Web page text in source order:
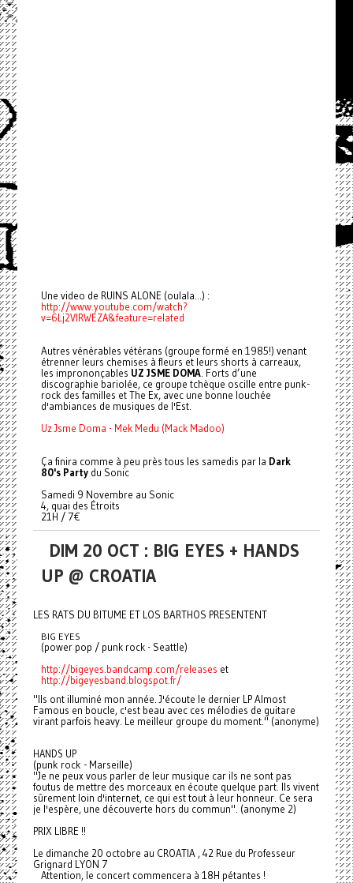
Une video de RUINS ALONE (oulala...) :
http://www.youtube.com/watch?
v=6Lj2VIRWEZA&feature=related
Autres vénérables vétérans (groupe formé en 1985!) venant
étrenner leurs chemises à fleurs et leurs shorts à carreaux,
les imprononçables UZ JSME DOMA. Forts d’une
discographie bariolée, ce groupe tchèque oscille entre punk-
rock des familles et The Ex, avec une bonne louchée
d'ambiances de musiques de l'Est.
Uz Jsme Doma - Mek Medu (Mack Madoo)
Ça finira comme à peu près tous les samedis par la Dark
80's Partydu Sonic
Samedi 9 Novembre au Sonic
4, quai des Étroits
21H / 7€
DIM 20 OCT : BIG EYES + HANDS
UP @ CROATIA
LES RATS DU BITUME ET LOS BARTHOS PRESENTENT
BIG EYES
(power pop / punk rock - Seattle)
http://bigeyes.bandcamp.com/releases et
http://bigeyesband.blogspot.fr/
"Ils ont illuminé mon année. J'écoute le dernier LP Almost
Famous en boucle, c'est beau avec ces mélodies de guitare
virant parfois heavy. Le meilleur groupe du moment." (anonyme)
HANDS UP
(punk rock - Marseille)
"Je ne peux vous parler de leur musique car ils ne sont pas
foutus de mettre des morceaux en écoute quelque part. Ils vivent
sûrement loin d'internet, ce qui est tout à leur honneur. Ce sera
je l'espère, une découverte hors du commun". (anonyme 2)
PRIX LIBRE !!
Le dimanche 20 octobre au CROATIA , 42 Rue du Professeur
Grignard LYON 7
Attention, le concert commencera à 18H pétantes !